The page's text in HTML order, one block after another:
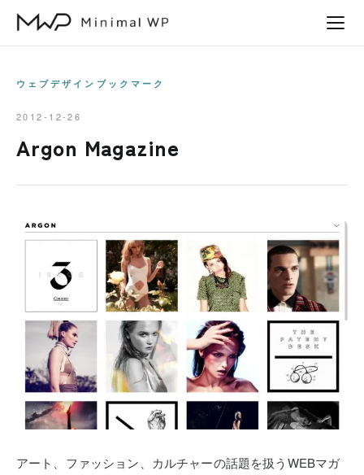
ウェブデザインブックマーク
2012-12-26
Argon Magazine
アート、ファッション、カルチャーの話題を扱うWEBマガ